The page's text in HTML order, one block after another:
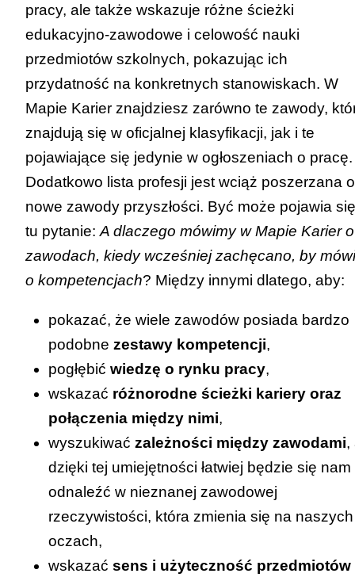
pracy, ale także wskazuje różne ścieżki
edukacyjno-zawodowe i celowość nauki
przedmiotów szkolnych, pokazując ich
przydatność na konkretnych stanowiskach. W
Mapie Karier znajdziesz zarówno te zawody,
znajdują się w oficjalnej klasyfikacji, jak i te
pojawiające się jedynie w ogłoszeniach o pracę.
Dodatkowo lista profesji jest wciąż poszerzana o
nowe zawody przyszłości. Być może pojawia się
tu pytanie: A dlaczego mówimy w Mapie Karier o
zawodach, kiedy wcześniej zachęcano, by
o kompetencjach? Między innymi dlatego, aby:
pokazać, że wiele zawodów posiada bardzo
podobne zestawy kompetencji,
pogłębić wiedzę o rynku pracy,
wskazać różnorodne ścieżki kariery oraz
połączenia między nimi,
wyszukiwać zależności między zawodami,
dzięki tej umiejętności łatwiej będzie się nam
odnaleźć w nieznanej zawodowej
rzeczywistości, która zmienia się na naszych
oczach,
wskazać sens i użyteczność przedmiotów